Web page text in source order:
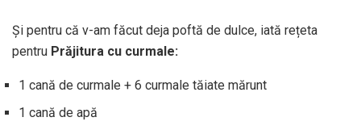
Și pentru că v-am făcut deja poftă de dulce, iată rețeta
pentru Prăjitura cu curmale:
1 cană de curmale + 6 curmale tăiate mărunt
1 cană de apă